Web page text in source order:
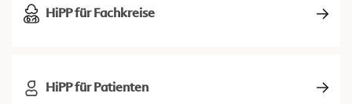
HiPP für Fachkreise
HiPP für Patienten